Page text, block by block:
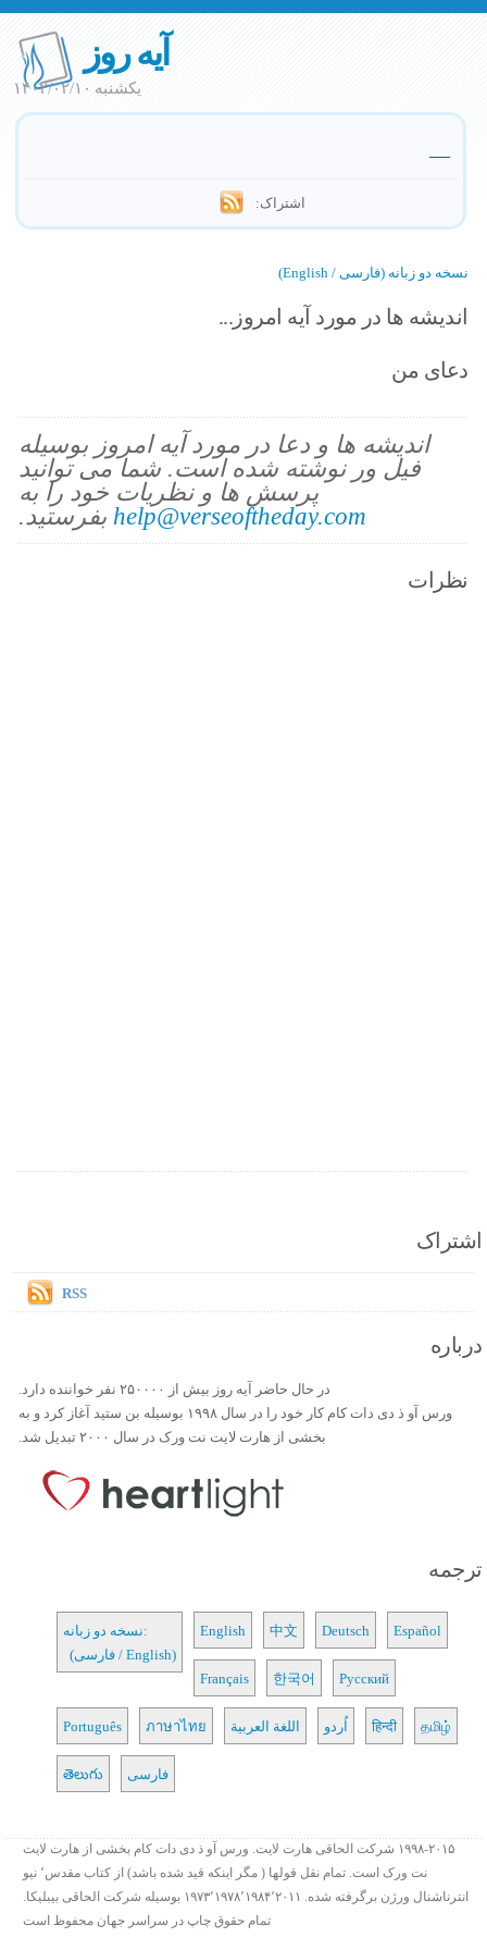
آیه روز
یکشنبه ۱۴۰۲/۰۲/۱۰
—
اشتراک:
نسخه دو زبانه (فارسی / English)
اندیشه ها در مورد آیه امروز...
دعای من
اندیشه ها و دعا در مورد آیه امروز بوسیله
فیل ور نوشته شده است. شما می توانید
پرسش ها و نظریات خود را به
help@verseoftheday.com بفرستید.
نظرات
اشتراک
RSS
درباره
در حال حاضر آیه روز بیش از ۲۵۰۰۰۰ نفر خواننده دارد.
ورس آو ذ دی دات کام کار خود را در سال ۱۹۹۸ بوسیله بن ستید آغاز کرد و به
بخشی از هارت لایت نت ورک در سال ۲۰۰۰ تبدیل شد.
ترجمه
نسخه دو زبانه:
(فارسی / English)
English 中文 Deutsch Español
Français 한국어 Русский
Português ภาษาไทย اللغة العربية اُردو हिन्दी தமிழ்
తెలుగు فارسی
۱۹۹۸-۲۰۱۵ شرکت الحاقی هارت لایت. ورس آو ذ دی دات کام بخشی از هارت لایت
نت ورک است. تمام نقل قولها ( مگر اینکه قید شده باشد) از کتاب مقدس٬ نیو
انترناشنال ورژن برگرفته شده. ۱۹۷۳٬۱۹۷۸٬۱۹۸۴٬۲۰۱۱ بوسیله شرکت الحاقی بیبلیکا.
تمام حقوق چاپ در سراسر جهان محفوظ است